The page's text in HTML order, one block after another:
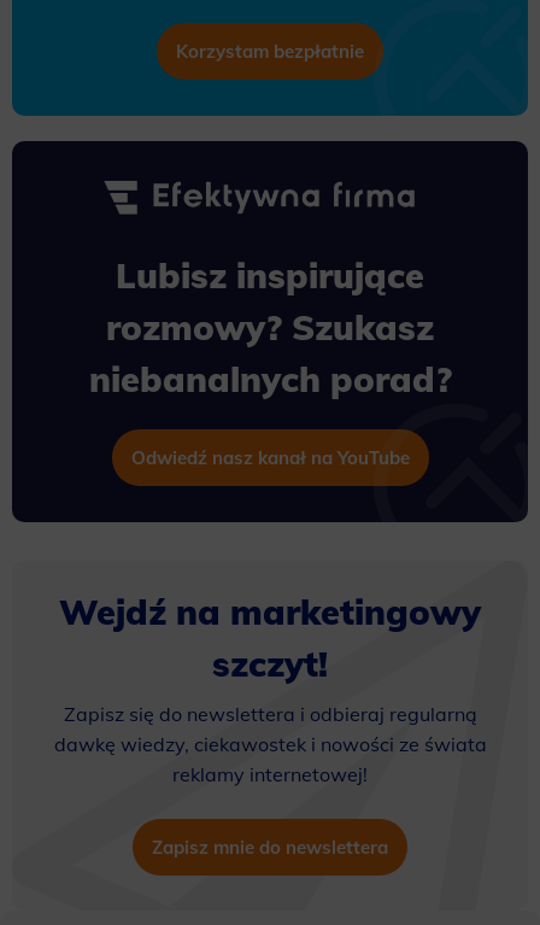
Korzystam bezpłatnie
Lubisz inspirujące
rozmowy? Szukasz
niebanalnych porad?
Odwiedź nasz kanał na YouTube
Wejdź na marketingowy
szczyt!
Zapisz się do newslettera i odbieraj regularną
dawkę wiedzy, ciekawostek i nowości ze świata
reklamy internetowej!
Zapisz mnie do newslettera